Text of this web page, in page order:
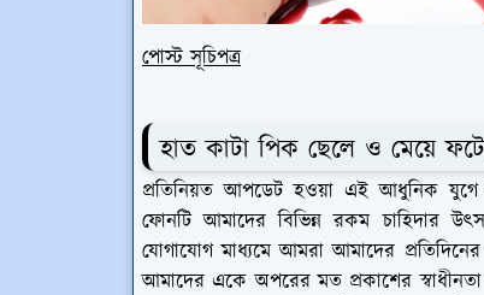
পোস্ট সূচিপত্র
হাত কাটা পিক ছেলে ও মেয়ে
প্রতিনিয়ত আপডেট হওয়া এই আধুনিক যুগে
ফোনটি আমাদের বিভিন্ন রকম চাহিদার
যোগাযোগ মাধ্যমে আমরা আমাদের
আমাদের একে অপরের মত প্রকাশের